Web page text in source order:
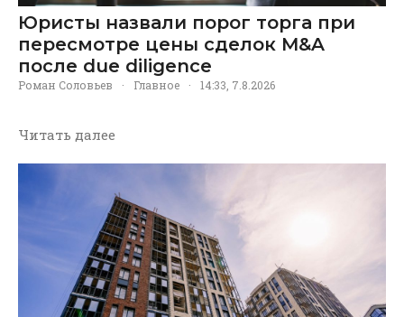
Юристы назвали порог торга при
пересмотре цены сделок M&A
после due diligence
Роман Соловьев · Главное · 14:33, 7.8.2026
Читать далее